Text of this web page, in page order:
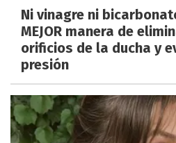
Ni vinagre ni
MEJOR manera de
orificios de la ducha y
presión